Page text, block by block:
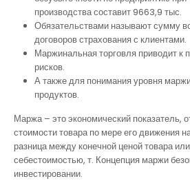
производства составит 9663,9 тыс.
Обязательствами называют сумму
договоров страхования с клиентами.
Маржинальная торговля приводит
рисков.
А также для понимания уровня
продуктов.
Маржа – это экономический показатель,
стоимости товара по мере его движения
разница между конечной ценой товара
себестоимостью, т. Концепция маржи
инвестировании.